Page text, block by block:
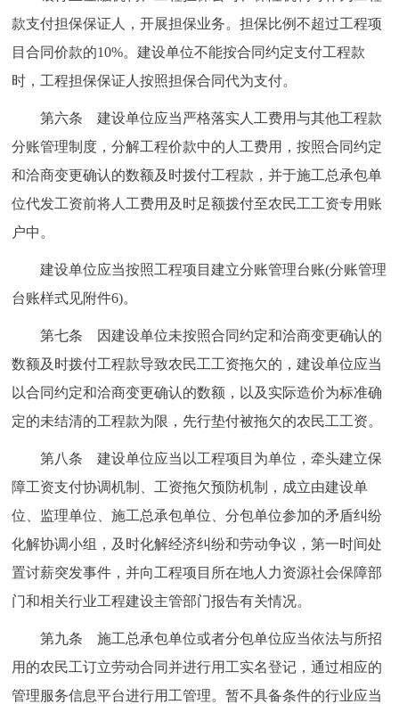
款支付担保保证人，开展担保业务。担保比例不超过工程项
目合同价款的10%。建设单位不能按合同约定支付工程款
时，工程担保保证人按照担保合同代为支付。
第六条 建设单位应当严格落实人工费用与其他工程款
分账管理制度，分解工程价款中的人工费用，按照合同约定
和洽商变更确认的数额及时拨付工程款，并于施工总承包单
位代发工资前将人工费用及时足额拨付至农民工工资专用账
户中。
建设单位应当按照工程项目建立分账管理台账(分账管理
台账样式见附件6)。
第七条 因建设单位未按照合同约定和洽商变更确认的
数额及时拨付工程款导致农民工工资拖欠的，建设单位应当
以合同约定和洽商变更确认的数额，以及实际造价为标准确
定的未结清的工程款为限，先行垫付被拖欠的农民工工资。
第八条 建设单位应当以工程项目为单位，牵头建立保
障工资支付协调机制、工资拖欠预防机制，成立由建设单
位、监理单位、施工总承包单位、分包单位参加的矛盾纠纷
化解协调小组，及时化解经济纠纷和劳动争议，第一时间处
置讨薪突发事件，并向工程项目所在地人力资源社会保障部
门和相关行业工程建设主管部门报告有关情况。
第九条 施工总承包单位或者分包单位应当依法与所招
用的农民工订立劳动合同并进行用工实名登记，通过相应的
管理服务信息平台进行用工管理。暂不具备条件的行业应当